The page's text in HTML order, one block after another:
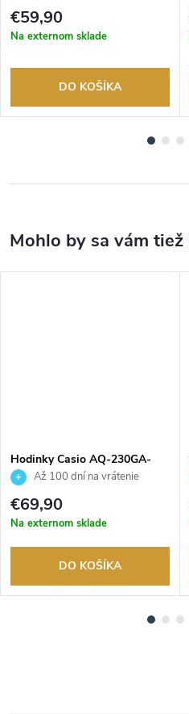
tovaru. Autorizovaný predajca.
€59,90
Na externom sklade
DO KOŠÍKA
Hodinky Casio AQ-230GA-
9DMQYES
Až 100 dní na vrátenie
tovaru. Autorizovaný predajca.
€69,90
Na externom sklade
DO KOŠÍKA